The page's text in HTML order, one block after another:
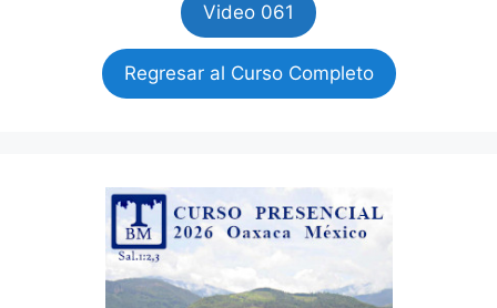
Video 061
Regresar al Curso Completo